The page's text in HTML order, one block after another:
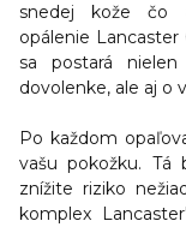
snedej kože čo
opálenie
sa postará
dovolenke, ale aj o
Po každom
vašu pokožku. Tá
znížite riziko
komplex